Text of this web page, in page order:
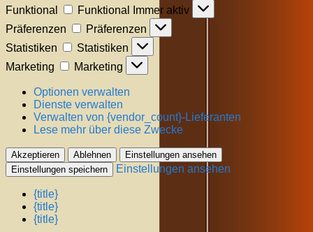
Funktional
Funktional
Immer aktiv
Präferenzen
Präferenzen
Statistiken
Statistiken
Marketing
Marketing
Optionen verwalten
Dienste verwalten
Verwalten von {vendor_count}-Lieferanten
Lese mehr über diese Zwecke
Akzeptieren Ablehnen
Einstellungen ansehen
Einstellungen speichern
Einstellungen ansehen
{title}
{title}
{title}